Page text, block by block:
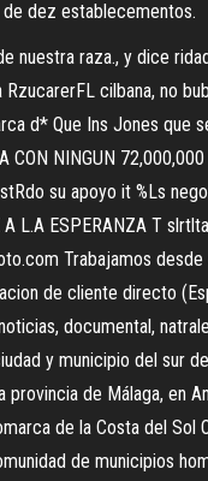
dez establecementos.
nuestra raza., y dice
cilbana, no
d* Que Ins Jones que
CON NINGUN
su apoyo it %Ls
A L.A ESPERANZA T
Trabajamos
de cliente directo
documental,
y municipio del sur
de Málaga, en
de la Costa del Sol
de municipios